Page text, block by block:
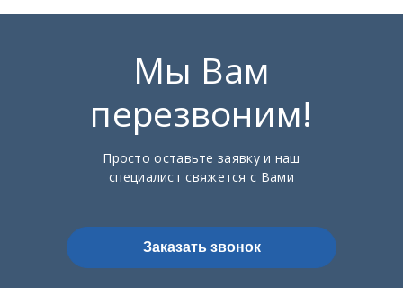
Мы Вам
перезвоним!
Просто оставьте заявку и наш
специалист свяжется с Вами
Заказать звонок